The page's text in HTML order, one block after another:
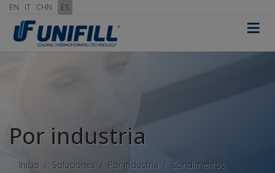
EN IT CHN ES
≡
Por industria
Inicio Soluciones Por industria
Condimentos